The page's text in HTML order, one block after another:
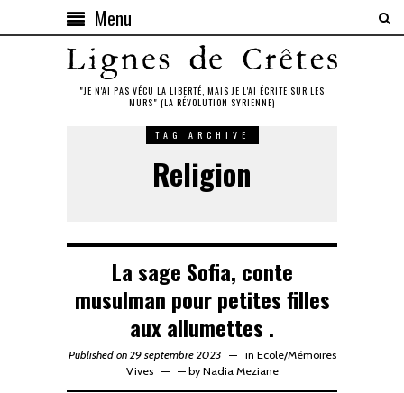
Menu
"JE N'AI PAS VÉCU LA LIBERTÉ, MAIS JE L'AI ÉCRITE SUR LES
MURS" (LA RÉVOLUTION SYRIENNE)
TAG ARCHIVE
Religion
La sage Sofia, conte
musulman pour petites filles
aux allumettes .
Published on 29 septembre 2023 in Ecole/Mémoires
Vives
—by Nadia Meziane